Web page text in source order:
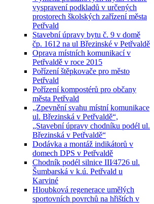
vyspravení podkladů v určených
prostorech školských zařízení města
Petřvald
Stavební úpravy bytu č. 9 v domě
čp. 1612 na ul Březinské v Petřvaldě
Oprava místních komunikací v
Petřvaldě v roce 2015
Pořízení štěpkovače pro město
Petřvald
Pořízení kompostérů pro občany
města Petřvald
„Zpevnění svahu místní komunikace
ul. Březinská v Petřvaldě“,
„Stavební úpravy chodníku podél ul.
Březinská v Petřvaldě“
Dodávka a montáž indikátorů v
domech DPS v Petřvaldě
Chodník podél silnice III⁄4726 ul.
Šumbarská v k.ú. Petřvald u
Karviné
Hloubková regenerace umělých
sportovních povrchů na hřištích v